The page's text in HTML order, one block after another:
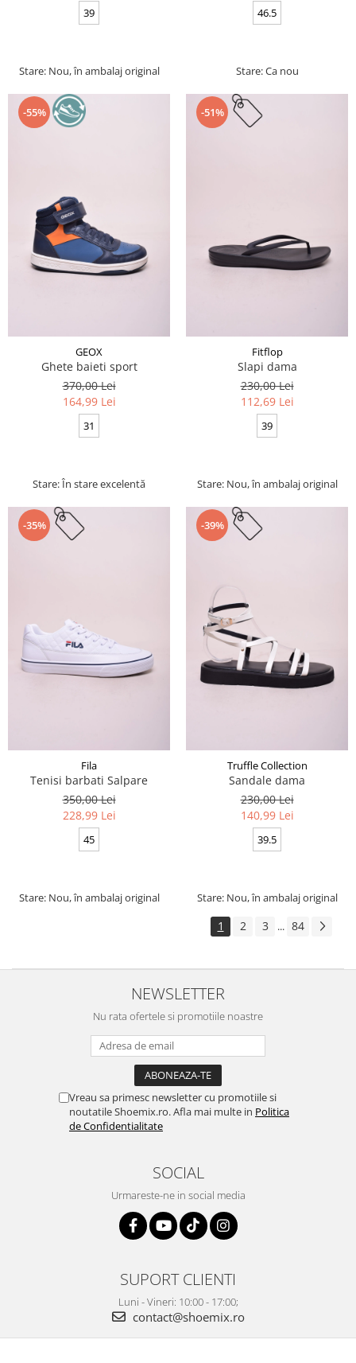
39
Stare: Nou, în ambalaj original
46.5
Stare: Ca nou
-55%
GEOX
Ghete baieti sport
370,00 Lei
164,99 Lei
31
Stare: În stare excelentă
-51%
Fitflop
Slapi dama
230,00 Lei
112,69 Lei
39
Stare: Nou, în ambalaj original
-35%
Fila
Tenisi barbati Salpare
350,00 Lei
228,99 Lei
45
Stare: Nou, în ambalaj original
-39%
Truffle Collection
Sandale dama
230,00 Lei
140,99 Lei
39.5
Stare: Nou, în ambalaj original
1 2 3 ... 84
NEWSLETTER
Nu rata ofertele si promotiile noastre
Vreau sa primesc newsletter cu promotiile si
noutatile Shoemix.ro. Afla mai multe in Politica
de Confidentialitate
SOCIAL
Urmareste-ne in social media
SUPORT CLIENTI
Luni - Vineri: 10:00 - 17:00;
contact@shoemix.ro